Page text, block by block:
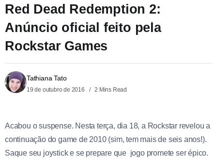
Red Dead Redemption 2:
Anúncio oficial feito pela
Rockstar Games
Tathiana Tato
19 de outubro de 2016 2 Mins Read
Acabou o suspense. Nesta terça, dia 18, a Rockstar revelou a
continuação do game de 2010 (sim, tem mais de seis anos!).
Saque seu joystick e se prepare que jogo promete ser épico.